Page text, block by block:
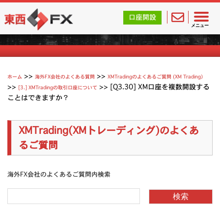
メニュー
東西FX｜海外FX会社（ブローカー）の無料口座開設サポ
口座開設
XMTradingのよくあるご質問
ホーム >>海外FX会社のよくある質問 >>XMTradingのよくあるご質問 (XM Trading）
>> [3.] XMTradingの取引口座について >> [Q3.30] XM口座を複数開設する
ことはできますか？
XMTrading(XMトレーディング)のよくあ
るご質問
海外FX会社のよくあるご質問内検索